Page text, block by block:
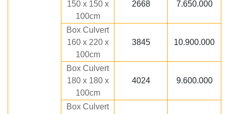
150 x 150 x
100cm
2668 7.650.000
Box Culvert
160 x 220 x
100cm
3845 10.900.000
Box Culvert
180 x 180 x
100cm
4024 9.600.000
Box Culvert